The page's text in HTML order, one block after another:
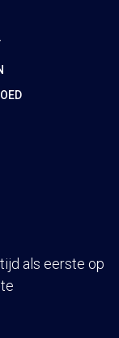
als eerste op